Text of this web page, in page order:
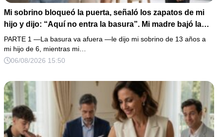
Mi sobrino bloqueó la puerta, señaló los zapatos de mi
hijo y dijo: “Aquí no entra la basura”. Mi madre bajó la
mirada y mi hermana siguió tomando café como si nada.
Yo asentí, abracé a mi niño y me fui sin reclamar. Pero al
cancelar el depósito mensual descubrí que llevaba años
de humillarlo.
PARTE 1 —La basura va afuera —le dijo mi sobrino de 13 años a
mi hijo de 6, mientras mi…
06/08/2026 15:50